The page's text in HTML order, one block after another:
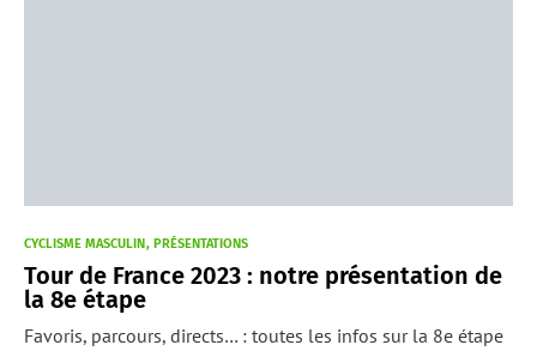
CYCLISME MASCULIN PRÉSENTATIONS
Tour de France 2023 : notre présentation de
la 8e étape
Favoris, parcours, directs… : toutes les infos sur la 8e étape